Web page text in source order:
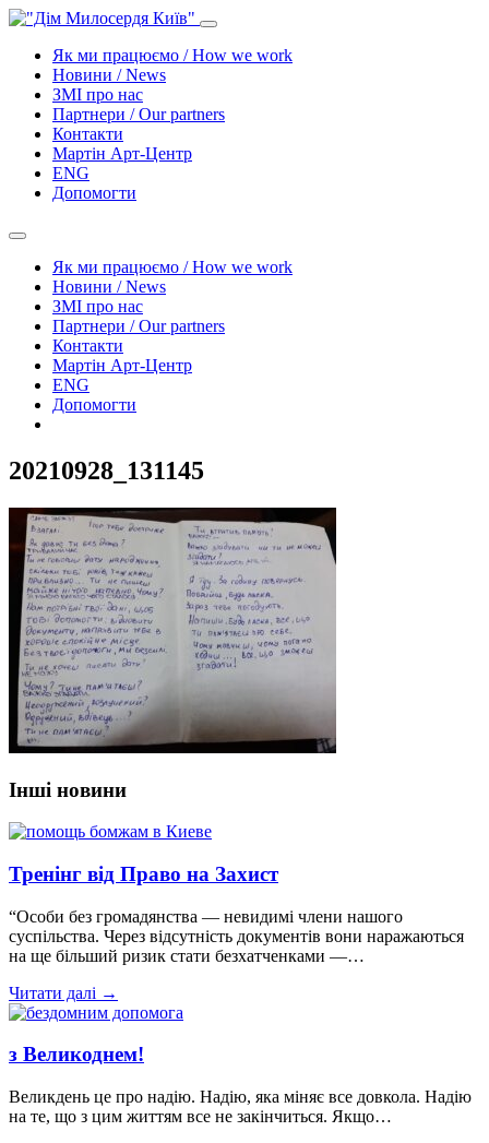
Як ми працюємо / How we work
Новини / News
ЗМІ про нас
Партнери / Our partners
Контакти
Mартін Арт-Центр
ENG
Допомогти
Як ми працюємо / How we work
Новини / News
ЗМІ про нас
Партнери / Our partners
Контакти
Mартін Арт-Центр
ENG
Допомогти
20210928_131145
Інші новини
Тренінг від Право на Захист
“Особи без громадянства — невидимі члени нашого
суспільства. Через відсутність документів вони наражаються
на ще більший ризик стати безхатченками —…
Читати далі →
з Великоднем!
Великдень це про надію. Надію, яка міняє все довкола. Надію
на те, що з цим життям все не закінчиться. Якщо…